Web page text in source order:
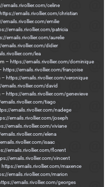
emails.rivollier.com/celine
https://emails.rivollier.com/christian
emails.rivollier.com/emilie
emails.rivollier.com/patricia
emails.rivollier.com/aurelie
emails.rivollier.com/didier
lea
– https://emails.rivollier.com/dominique
https://emails.rivollier.com/françoise
– https://emails.rivollier.com/veronique
emails.rivollier.com/david
– https://emails.rivollier.com/genevieve
tiago
emails.rivollier.com/nadege
emails.rivollier.com/joseph
emails.rivollier.com/viviane
elena
isaac
emails.rivollier.com/florent
emails.rivollier.com/vincent
https://emails.rivollier.com/maxence
emails.rivollier.com/marion
emails.rivollier.com/georges